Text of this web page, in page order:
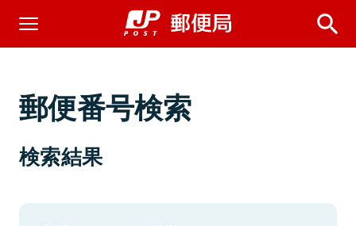
郵便番号検索
検索結果